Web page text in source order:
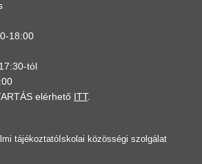
18:00
tól
elérhető ITT.
tájékoztató Iskolai közösségi szolgálat